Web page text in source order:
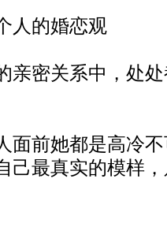
人的婚恋观
亲密关系中，处
面前她都是高冷
己最真实的模样